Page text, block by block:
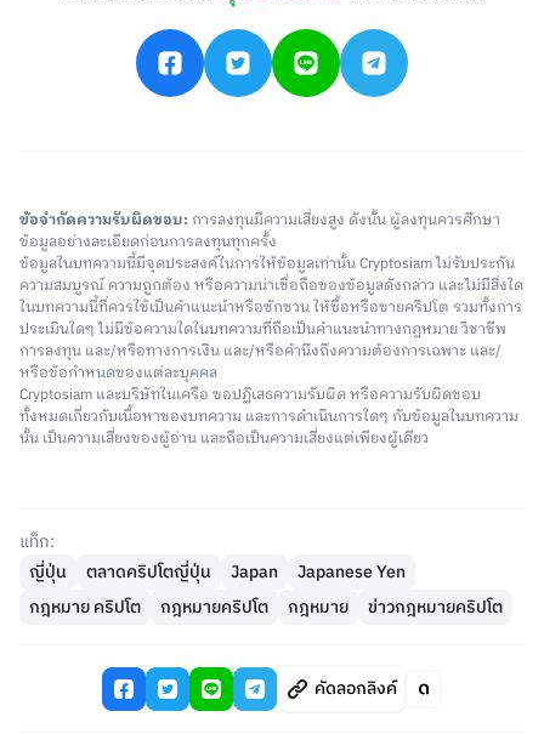
ข้อจำกัดความรับผิดชอบ: การลงทุนมีความเสี่ยงสูง ดังนั้น ผู้ลงทุนควรศึกษา
ข้อมูลอย่างละเอียดก่อนการลงทุนทุกครั้ง
ข้อมูลในบทความนี้มีจุดประสงค์ในการให้ข้อมูลเท่านั้น Cryptosiam ไม่รับประกัน
ความสมบูรณ์ ความถูกต้อง หรือความน่าเชื่อถือของข้อมูลดังกล่าว และไม่มีสิ่งใด
ในบทความนี้ที่ควรใช้เป็นคำแนะนำหรือชักชวน ให้ซื้อหรือขายคริปโต รวมทั้งการ
ประเมินใดๆ ไม่มีข้อความใดในบทความที่ถือเป็นคำแนะนำทางกฎหมาย วิชาชีพ
การลงทุน และ/หรือทางการเงิน และ/หรือคำนึงถึงความต้องการเฉพาะ และ/
หรือข้อกำหนดของแต่ละบุคคล
Cryptosiam และบริษัทในเครือ ขอปฏิเสธความรับผิด หรือความรับผิดชอบ
ทั้งหมดเกี่ยวกับเนื้อหาของบทความ และการดำเนินการใดๆ กับข้อมูลในบทความ
นั้น เป็นความเสี่ยงของผู้อ่าน และถือเป็นความเสี่ยงแต่เพียงผู้เดียว
แท็ก:
ญี่ปุ่น
ตลาดคริปโตญี่ปุ่น Japan
Japanese Yen
กฎหมาย คริปโต
กฎหมายคริปโต กฎหมาย ข่าวกฎหมายคริปโต
คัดลอกลิงค์